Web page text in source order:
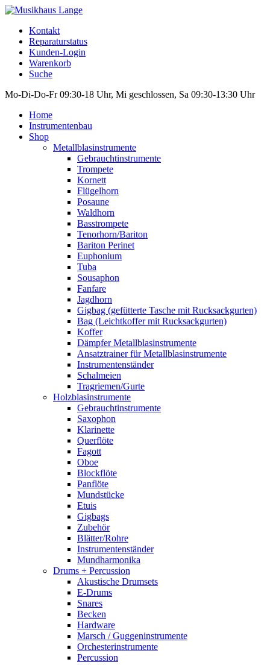
Kontakt
Reparaturstatus
Kunden-Login
Warenkorb
Suche
Mo-Di-Do-Fr 09:30-18 Uhr, Mi geschlossen, Sa 09:30-13:30 Uhr
Home
Instrumentenbau
Shop
Metallblasinstrumente
Gebrauchtinstrumente
Trompete
Kornett
Flügelhorn
Posaune
Waldhorn
Basstrompete
Tenorhorn/Bariton
Bariton Perinet
Euphonium
Tuba
Sousaphon
Fanfare
Jagdhorn
Gigbag (gefütterte Tasche mit Rucksackgurten)
Bag (Leichtkoffer mit Rucksackgurten)
Koffer
Dämpfer Metallblasinstrumente
Ansatztrainer für Metallblasinstrumente
Instrumentenständer
Schalmeien
Tragriemen/Gurte
Holzblasinstrumente
Gebrauchtinstrumente
Saxophon
Klarinette
Querflöte
Fagott
Oboe
Blockflöte
Panflöte
Mundstücke
Etuis
Gigbags
Zubehör
Blätter/Rohre
Instrumentenständer
Mundharmonika
Drums + Percussion
Akustische Drumsets
E-Drums
Snares
Becken
Hardware
Marsch / Guggeninstrumente
Orchesterinstrumente
Percussion